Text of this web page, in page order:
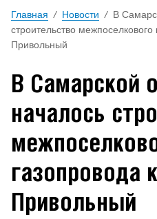
Главная / Новости / В
строительство межпоселкового
Привольный
В Самарской
началось
газопровода
Привольный